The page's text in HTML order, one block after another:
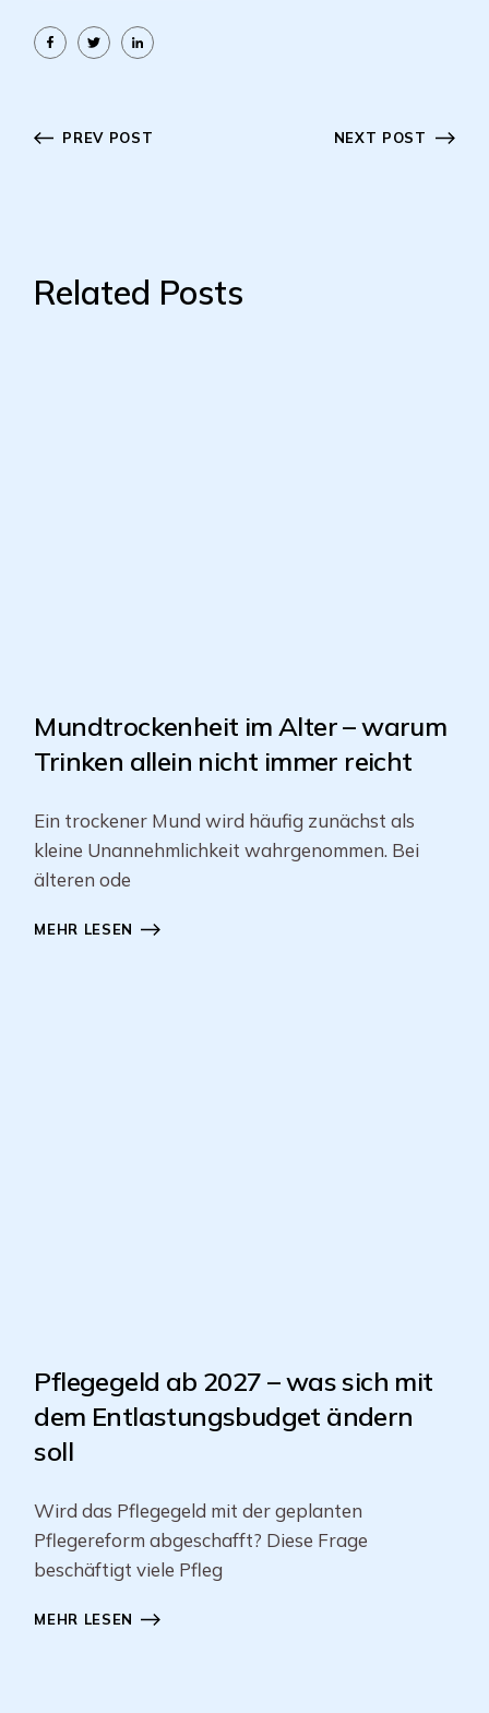
PREV POST NEXT POST
Related Posts
Mundtrockenheit im Alter – warum
Trinken allein nicht immer reicht
Ein trockener Mund wird häufig zunächst als
kleine Unannehmlichkeit wahrgenommen. Bei
älteren ode
MEHR LESEN
Pflegegeld ab 2027 – was sich mit
dem Entlastungsbudget ändern
soll
Wird das Pflegegeld mit der geplanten
Pflegereform abgeschafft? Diese Frage
beschäftigt viele Pfleg
MEHR LESEN